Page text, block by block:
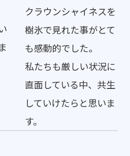
クラウンシャイネスを
樹氷で見れた事がとて
も感動的でした。
私たちも厳しい状況に
直面している中、共生
していけたらと思いま
す。